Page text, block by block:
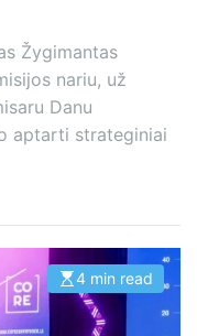
Žygimantas
nariu, už
Danu
aptarti strateginiai
E
t
i
4 min read